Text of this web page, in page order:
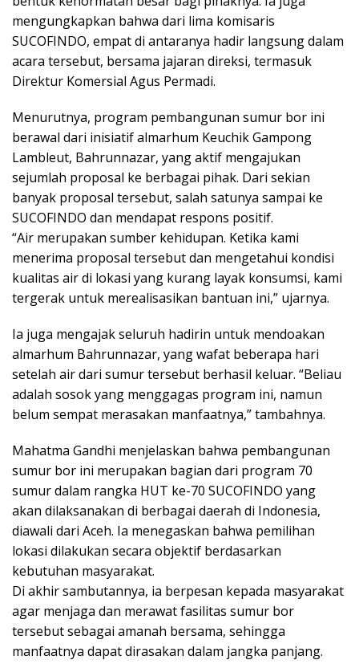
mengungkapkan bahwa dari lima komisaris
SUCOFINDO, empat di antaranya hadir langsung dalam
acara tersebut, bersama jajaran direksi, termasuk
Direktur Komersial Agus Permadi.
Menurutnya, program pembangunan sumur bor ini
berawal dari inisiatif almarhum Keuchik Gampong
Lambleut, Bahrunnazar, yang aktif mengajukan
sejumlah proposal ke berbagai pihak. Dari sekian
banyak proposal tersebut, salah satunya sampai ke
SUCOFINDO dan mendapat respons positif.
“Air merupakan sumber kehidupan. Ketika kami
menerima proposal tersebut dan mengetahui kondisi
kualitas air di lokasi yang kurang layak konsumsi, kami
tergerak untuk merealisasikan bantuan ini,” ujarnya.
Ia juga mengajak seluruh hadirin untuk mendoakan
almarhum Bahrunnazar, yang wafat beberapa hari
setelah air dari sumur tersebut berhasil keluar. “Beliau
adalah sosok yang menggagas program ini, namun
belum sempat merasakan manfaatnya,” tambahnya.
Mahatma Gandhi menjelaskan bahwa pembangunan
sumur bor ini merupakan bagian dari program 70
sumur dalam rangka HUT ke-70 SUCOFINDO yang
akan dilaksanakan di berbagai daerah di Indonesia,
diawali dari Aceh. Ia menegaskan bahwa pemilihan
lokasi dilakukan secara objektif berdasarkan
kebutuhan masyarakat.
Di akhir sambutannya, ia berpesan kepada masyarakat
agar menjaga dan merawat fasilitas sumur bor
tersebut sebagai amanah bersama, sehingga
manfaatnya dapat dirasakan dalam jangka panjang.